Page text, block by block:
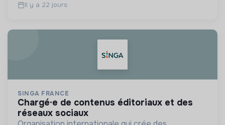
Il y a 22 jours
SINGA FRANCE
chargé·e de contenus éditoriaux et des
réseaux sociaux